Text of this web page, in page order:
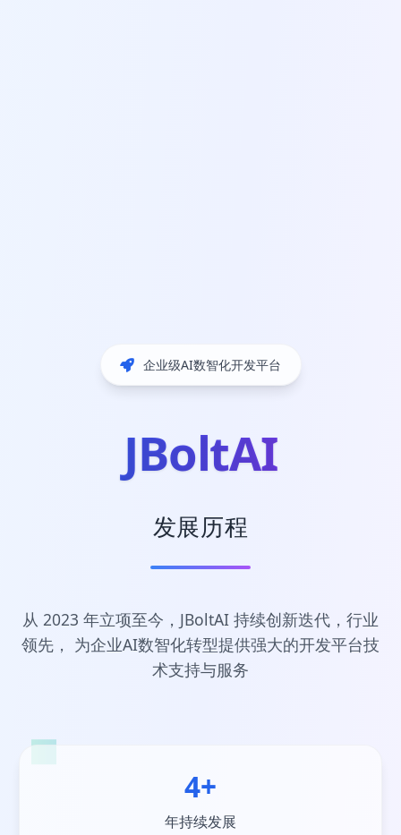
企业级AI数智化开发平台
JBoltAI
发展历程
从 2023 年立项至今，JBoltAI 持续创新迭代，行业
领先， 为企业AI数智化转型提供强大的开发平台技
术支持与服务
4+
年持续发展